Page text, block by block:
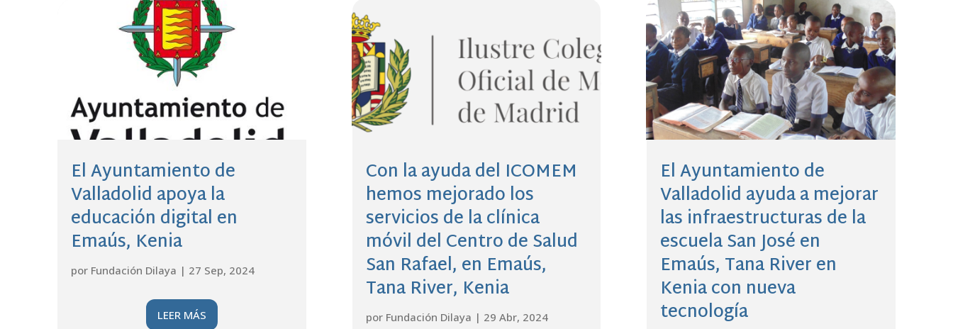
El Ayuntamiento de
Valladolid apoya la
educación digital en
Emaús, Kenia
por Fundación Dilaya | 27 Sep, 2024
LEER MÁS
Con la ayuda del ICOMEM
hemos mejorado los
servicios de la clínica
móvil del Centro de Salud
San Rafael, en Emaús,
Tana River, Kenia
por Fundación Dilaya | 29 Abr, 2024
El Ayuntamiento de
Valladolid ayuda a mejorar
las infraestructuras de la
escuela San José en
Emaús, Tana River en
Kenia con nueva
tecnología